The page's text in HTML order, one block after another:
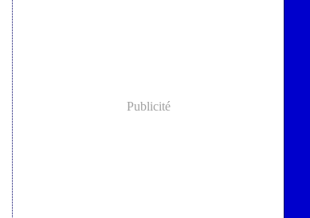
Publicité